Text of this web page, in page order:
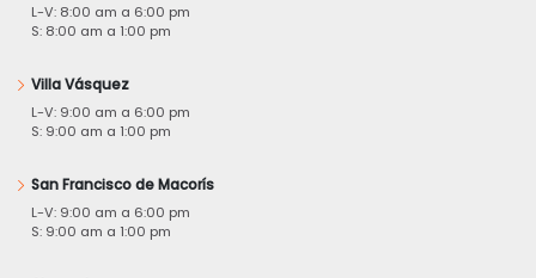
L-V: 8:00 am a 6:00 pm
S: 8:00 am a 1:00 pm
Villa Vásquez
L-V: 9:00 am a 6:00 pm
S: 9:00 am a 1:00 pm
San Francisco de Macorís
L-V: 9:00 am a 6:00 pm
S: 9:00 am a 1:00 pm